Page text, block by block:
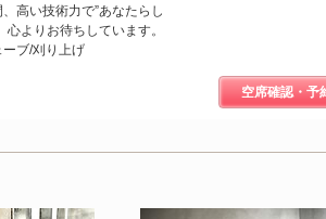
高い技術力で”あなたらし
よりお待ちしています。
ブ/刈り上げ
空席確認・予